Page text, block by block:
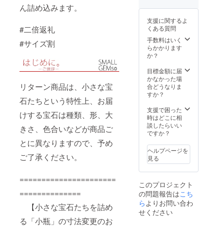
ん詰め込みます。
#二倍返礼
#サイズ割
リターン商品は、小さな宝
石たちという特性上、お届
けする宝石は種類、形、大
きさ、色合いなどが商品ご
とに異なりますので、予め
ご了承ください。
======================
==============
【小さな宝石たちを詰め
る「小瓶」の寸法変更のお
「二倍
２個お
届けし
ます！
宝石の
種類や
きさ、
色はお
まかせ
となり
サイズ
早割特
別価
格
円
（税・
送料
込）
8,000円
（税・
送料
込） 限
定数：
支援に関するよ
くある質問
手数料はいく
らかかります
か？
目標金額に届
かなかった場
合どうなりま
すか？
支援で困った
時はどこに相
談したらいい
ですか？
ヘルプページを
見る
このプロジェクト
の問題報告はこち
ら よりお問い合わ
せください